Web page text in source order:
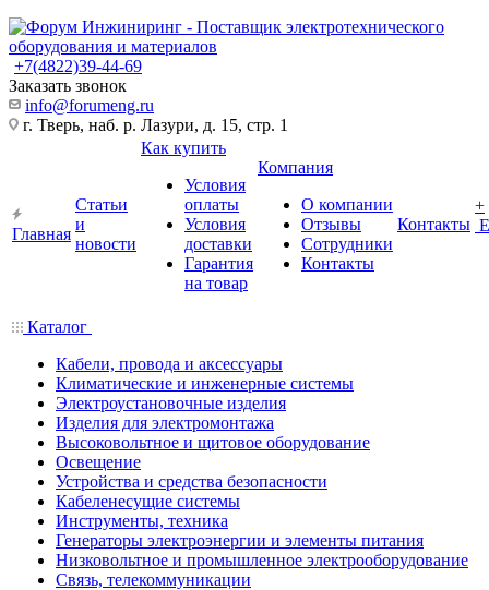
+7(4822)39-44-69
Заказать звонок
info@forumeng.ru
г. Тверь, наб. р. Лазури, д. 15, стр. 1
Главная
Статьи
и
новости
Как купить
Условия
оплаты
Условия
доставки
Гарантия
на товар
Компания
О компании
Отзывы
Сотрудники
Контакты
Контакты
+
Каталог
Кабели, провода и аксессуары
Климатические и инженерные системы
Электроустановочные изделия
Изделия для электромонтажа
Высоковольтное и щитовое оборудование
Освещение
Устройства и средства безопасности
Кабеленесущие системы
Инструменты, техника
Генераторы электроэнергии и элементы питания
Низковольтное и промышленное электрооборудование
Связь, телекоммуникации